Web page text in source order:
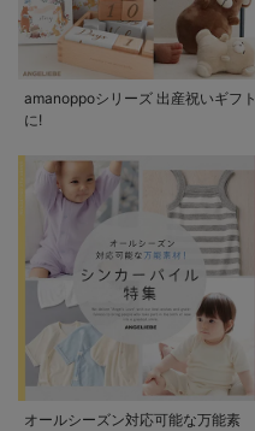
amanoppoシリーズ 出産祝いギフト
に!
オールシーズン対応可能な万能素